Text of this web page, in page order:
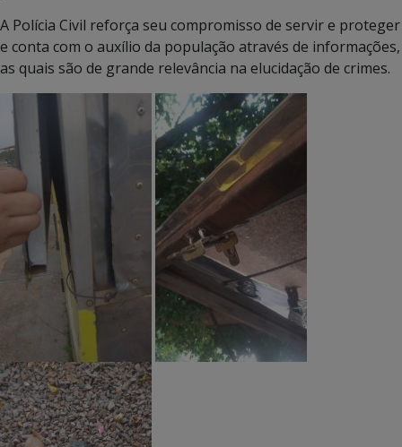
A Polícia Civil reforça seu compromisso de servir e proteger
e conta com o auxílio da população através de informações,
as quais são de grande relevância na elucidação de crimes.